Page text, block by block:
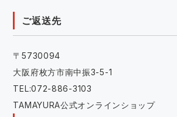
ご返送先
〒5730094
大阪府枚方市南中振3-5-1
TEL:072-886-3103
TAMAYURA公式オンラインショップ